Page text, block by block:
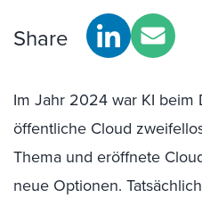
Share
Im Jahr 2024 war KI beim
öffentliche Cloud
Thema und eröffnete
neue Optionen.